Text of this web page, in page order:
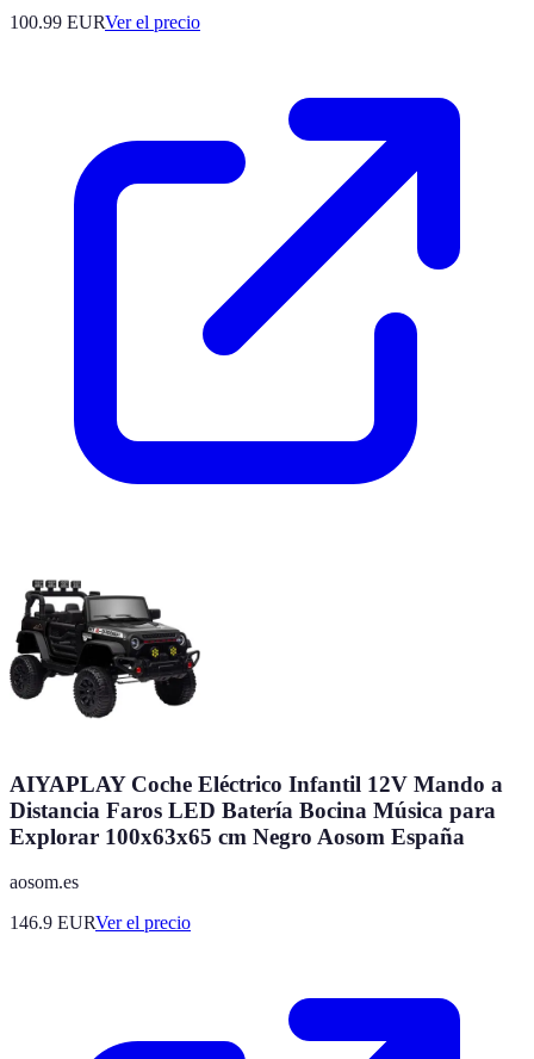
100.99 EURVer el precio
AIYAPLAY Coche Eléctrico Infantil 12V Mando a
Distancia Faros LED Batería Bocina Música para
Explorar 100x63x65 cm Negro Aosom España
aosom.es
146.9 EURVer el precio